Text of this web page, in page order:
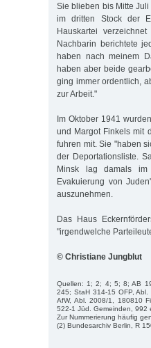
Sie blieben bis Mitte
im dritten Stock der
Hauskartei
Nachbarin berichtete
haben nach meinem
haben aber beide
ging immer ordentlich,
zur Arbeit."
Im Oktober 1941
und Margot Finkels mit
fuhren mit. Sie "haben
der Deportationsliste.
Minsk lag damals im
Evakuierung von
auszunehmen.
Das Haus
"irgendwelche
© Christiane Jungblut
Quellen: 1; 2; 4; 5; 8; AB
245; StaH 314-15 OFP,
AfW, Abl. 2008/1, 180810
522-1 Jüd. Gemeinden,
Zur Nummerierung häufig
(2) Bundesarchiv Berlin, R